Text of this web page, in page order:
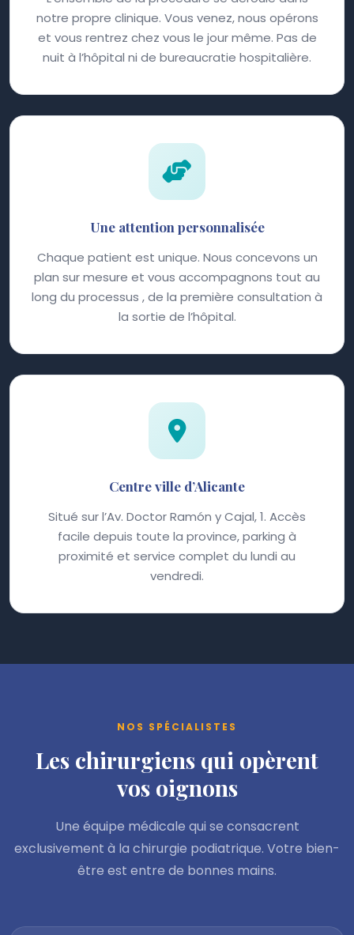
notre propre clinique. Vous venez, nous opérons
et vous rentrez chez vous le jour même. Pas de
nuit à l’hôpital ni de bureaucratie hospitalière.
Une attention personnalisée
Chaque patient est unique. Nous concevons un
plan sur mesure et vous accompagnons tout au
long du processus , de la première consultation à
la sortie de l’hôpital.
Centre ville d’Alicante
Situé sur l’Av. Doctor Ramón y Cajal, 1. Accès
facile depuis toute la province, parking à
proximité et service complet du lundi au
vendredi.
NOS SPÉCIALISTES
Les chirurgiens qui opèrent
vos oignons
Une équipe médicale qui se consacrent
exclusivement à la chirurgie podiatrique. Votre bien-
être est entre de bonnes mains.